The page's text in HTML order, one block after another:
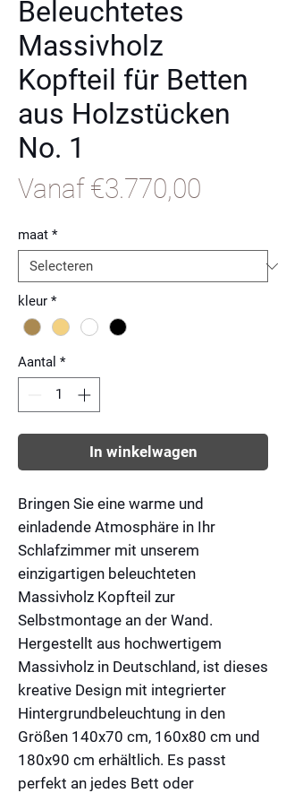
Beleuchtetes
Massivholz
Kopfteil für Betten
aus Holzstücken
No. 1
Vanaf €3.770,00
maat *
kleur *
Aantal *
In winkelwagen
Bringen Sie eine warme und
einladende Atmosphäre in Ihr
Schlafzimmer mit unserem
einzigartigen beleuchteten
Massivholz Kopfteil zur
Selbstmontage an der Wand.
Hergestellt aus hochwertigem
Massivholz in Deutschland, ist dieses
kreative Design mit integrierter
Hintergrundbeleuchtung in den
Größen 140x70 cm, 160x80 cm und
180x90 cm erhältlich. Es passt
perfekt an jedes Bett oder